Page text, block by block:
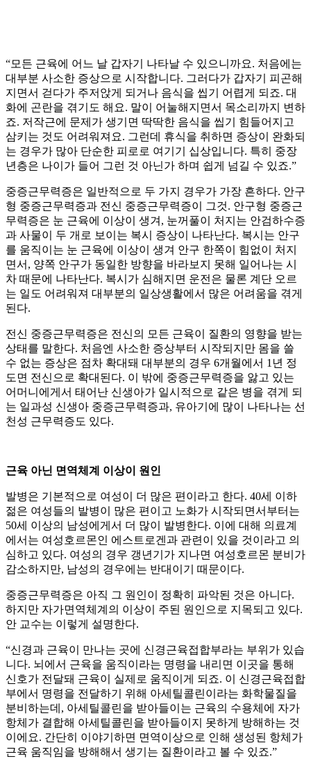
“모든 근육에 어느 날 갑자기 나타날 수 있으니까요. 처음에는
대부분 사소한 증상으로 시작합니다. 그러다가 갑자기 피곤해
지면서 걷다가 주저앉게 되거나 음식을 씹기 어렵게 되죠. 대
화에 곤란을 겪기도 해요. 말이 어눌해지면서 목소리까지 변하
죠. 저작근에 문제가 생기면 딱딱한 음식을 씹기 힘들어지고
삼키는 것도 어려워져요. 그런데 휴식을 취하면 증상이 완화되
는 경우가 많아 단순한 피로로 여기기 십상입니다. 특히 중장
년층은 나이가 들어 그런 것 아닌가 하며 쉽게 넘길 수 있죠.”
중증근무력증은 일반적으로 두 가지 경우가 가장 흔하다. 안구
형 중증근무력증과 전신 중증근무력증이 그것. 안구형 중증근
무력증은 눈 근육에 이상이 생겨, 눈꺼풀이 처지는 안검하수증
과 사물이 두 개로 보이는 복시 증상이 나타난다. 복시는 안구
를 움직이는 눈 근육에 이상이 생겨 안구 한쪽이 힘없이 처지
면서, 양쪽 안구가 동일한 방향을 바라보지 못해 일어나는 시
차 때문에 나타난다. 복시가 심해지면 운전은 물론 계단 오르
는 일도 어려워져 대부분의 일상생활에서 많은 어려움을 겪게
된다.
전신 중증근무력증은 전신의 모든 근육이 질환의 영향을 받는
상태를 말한다. 처음엔 사소한 증상부터 시작되지만 몸을 쓸
수 없는 증상은 점차 확대돼 대부분의 경우 6개월에서 1년 정
도면 전신으로 확대된다. 이 밖에 중증근무력증을 앓고 있는
어머니에게서 태어난 신생아가 일시적으로 같은 병을 겪게 되
는 일과성 신생아 중증근무력증과, 유아기에 많이 나타나는 선
천성 근무력증도 있다.
근육 아닌 면역체계 이상이 원인
발병은 기본적으로 여성이 더 많은 편이라고 한다. 40세 이하
젊은 여성들의 발병이 많은 편이고 노화가 시작되면서부터는
50세 이상의 남성에게서 더 많이 발병한다. 이에 대해 의료계
에서는 여성호르몬인 에스트로겐과 관련이 있을 것이라고 의
심하고 있다. 여성의 경우 갱년기가 지나면 여성호르몬 분비가
감소하지만, 남성의 경우에는 반대이기 때문이다.
중증근무력증은 아직 그 원인이 정확히 파악된 것은 아니다.
하지만 자가면역체계의 이상이 주된 원인으로 지목되고 있다.
안 교수는 이렇게 설명한다.
“신경과 근육이 만나는 곳에 신경근육접합부라는 부위가 있습
니다. 뇌에서 근육을 움직이라는 명령을 내리면 이곳을 통해
신호가 전달돼 근육이 실제로 움직이게 되죠. 이 신경근육접합
부에서 명령을 전달하기 위해 아세틸콜린이라는 화학물질을
분비하는데, 아세틸콜린을 받아들이는 근육의 수용체에 자가
항체가 결합해 아세틸콜린을 받아들이지 못하게 방해하는 것
이에요. 간단히 이야기하면 면역이상으로 인해 생성된 항체가
근육 움직임을 방해해서 생기는 질환이라고 볼 수 있죠.”